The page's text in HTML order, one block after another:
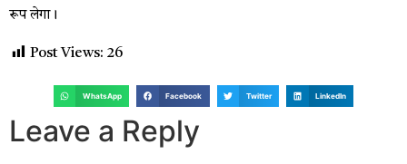
रूप लेगा।
Post Views: 26
WhatsApp Facebook Twitter LinkedIn
Leave a Reply